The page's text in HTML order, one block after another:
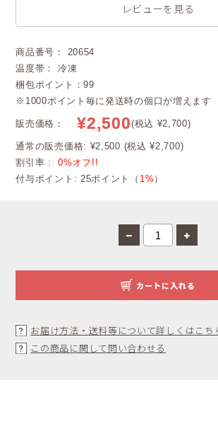
レビューを見る
商品番号： 20654
温度帯： 冷凍
梱包ポイント：99
※1000ポイント毎に発送時の個口が増えます
販売価格： ¥2,500(税込 ¥2,700)
通常の販売価格: ¥2,500 (税込 ¥2,700)
割引率 :0%オフ!!
付与ポイント: 25ポイント（ 1% ）
カートに入れる
お届け方法・送料等について詳しくはこち
この商品に関して問い合わせる